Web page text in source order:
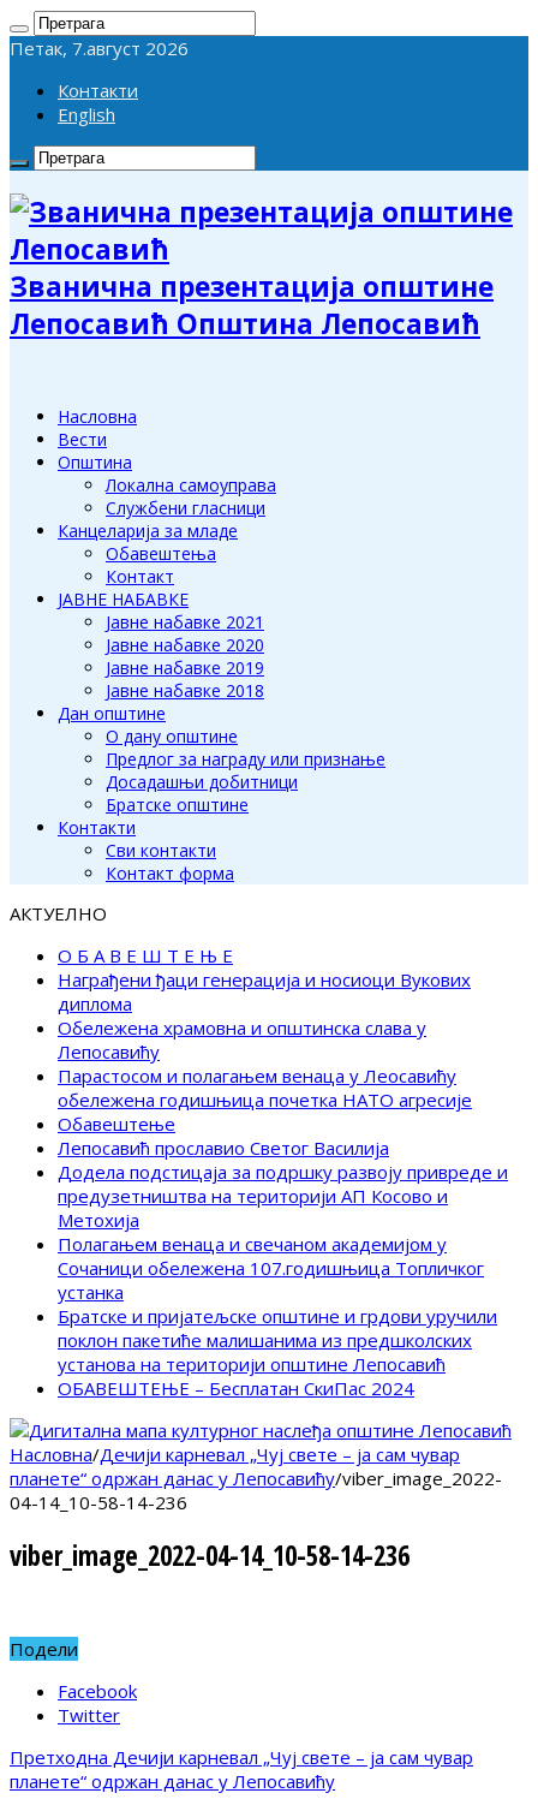
Петак, 7.август 2026
Контакти
English
Званична презентација општине
Лепосавић Општина Лепосавић
Насловна
Вести
Општина
Локална самоуправа
Службени гласници
Канцеларија за младе
Обавештења
Контакт
ЈАВНЕ НАБАВКЕ
Јавне набавке 2021
Јавне набавке 2020
Јавне набавке 2019
Јавне набавке 2018
Дан општине
О дану општине
Предлог за награду или признање
Досадашњи добитници
Братске општине
Контакти
Сви контакти
Контакт форма
АКТУЕЛНО
О Б А В Е Ш Т Е Њ Е
Награђени ђаци генерација и носиоци Вукових
диплома
Обележена храмовна и општинска слава у
Лепосавићу
Парастосом и полагањем венаца у Леосавићу
обележена годишњица почетка НАТО агресије
Обавештење
Лепосавић прославио Светог Василија
Додела подстицаја за подршку развоју привреде и
предузетништва на територији АП Косово и
Метохија
Полагањем венаца и свечаном академијом у
Сочаници обележена 107.годишњица Топличког
устанка
Братске и пријатељске општине и грдови уручили
поклон пакетиће малишанима из предшколских
установа на територији општине Лепосавић
ОБАВЕШТЕЊЕ – Бесплатан СкиПас 2024
Насловна/Дечији карневал „Чуј свете – ја сам чувар
планете“ одржан данас у Лепосавићу/viber_image_2022-
04-14_10-58-14-236
viber_image_2022-04-14_10-58-14-236
Подели
Facebook
Twitter
Претходна Дечији карневал „Чуј свете – ја сам чувар
планете“ одржан данас у Лепосавићу